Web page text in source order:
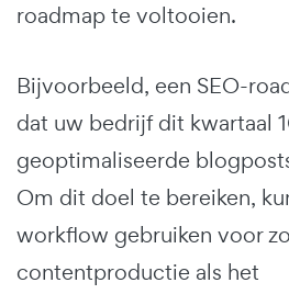
roadmap te voltooien.
Bijvoorbeeld, een SEO-
dat uw bedrijf dit kwartaal
geoptimaliseerde
Om dit doel te bereiken,
workflow gebruiken voor
contentproductie als het